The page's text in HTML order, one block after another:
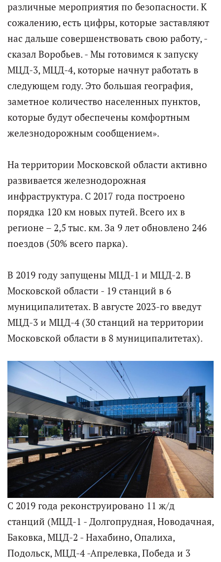
различные мероприятия по безопасности. К
сожалению, есть цифры, которые заставляют
нас дальше совершенствовать свою работу, -
сказал Воробьев. - Мы готовимся к запуску
МЦД-3, МЦД-4, которые начнут работать в
следующем году. Это большая география,
заметное количество населенных пунктов,
которые будут обеспечены комфортным
железнодорожным сообщением».
На территории Московской области активно
развивается железнодорожная
инфраструктура. С 2017 года построено
порядка 120 км новых путей. Всего их в
регионе – 2,5 тыс. км. За 9 лет обновлено 246
поездов (50% всего парка).
В 2019 году запущены МЦД-1 и МЦД-2. В
Московской области - 19 станций в 6
муниципалитетах. В августе 2023-го введут
МЦД-3 и МЦД-4 (30 станций на территории
Московской области в 8 муниципалитетах).
С 2019 года реконструировано 11 ж/д
станций (МЦД-1 - Долгопрудная, Новодачная,
Баковка, МЦД-2 - Нахабино, Опалиха,
Подольск, МЦД-4 -Апрелевка, Победа и 3